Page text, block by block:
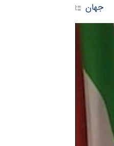
جهان